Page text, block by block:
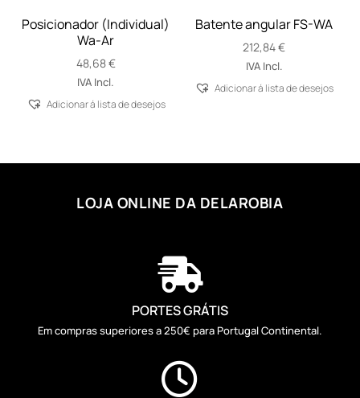
Posicionador (Individual)
Wa-Ar
48,68€
IVA Incl.
Adicionar á lista de desejos
Batente angular FS-WA
212,84€
IVA Incl.
Adicionar á lista de desejos
LOJA ONLINE DA DELAROBIA

PORTES GRÁTIS
Em compras superiores a 250€ para Portugal Continental.
